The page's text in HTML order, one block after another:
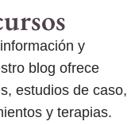
y
blog ofrece
estudios de caso,
y terapias.